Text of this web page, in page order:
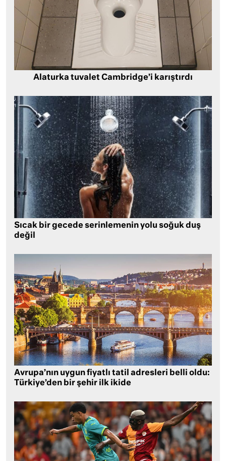
Alaturka tuvalet Cambridge’i karıştırdı
Sıcak bir gecede serinlemenin yolu soğuk duş
değil
Avrupa’nın uygun fiyatlı tatil adresleri belli oldu:
Türkiye’den bir şehir ilk ikide